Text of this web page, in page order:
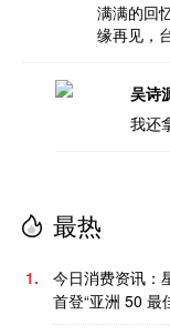
满满的回
缘再见，
吴诗
我还
最热
1.
今日消费资讯：
首登“亚洲 50 最